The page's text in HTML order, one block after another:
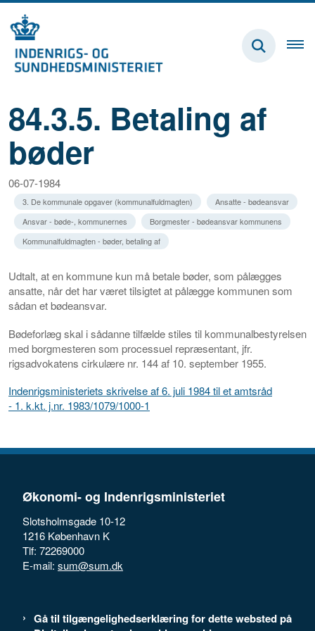
84.3.5. Betaling af
bøder
06-07-1984
3. De kommunale opgaver (kommunalfuldmagten)
Ansatte - bødeansvar
Ansvar - bøde-, kommunernes
Borgmester - bødeansvar kommunens
Kommunalfuldmagten - bøder, betaling af
Udtalt, at en kommune kun må betale bøder, som pålægges
ansatte, når det har været tilsigtet at pålægge kommunen som
sådan et bødeansvar.
Bødeforlæg skal i sådanne tilfælde stiles til kommunalbestyrelsen
med borgmesteren som processuel repræsentant, jfr.
rigsadvokatens cirkulære nr. 144 af 10. september 1955.
Indenrigsministeriets skrivelse af 6. juli 1984 til et amtsråd
- 1. k.kt. j.nr. 1983/1079/1000-1
Økonomi- og Indenrigsministeriet
Slotsholmsgade 10-12
1216 København K
Tlf: 72269000
E-mail: sum@sum.dk
Gå til tilgængelighedserklæring for dette websted på